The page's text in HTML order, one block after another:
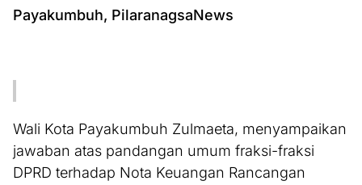
Payakumbuh, PilaranagsaNews
Wali Kota Payakumbuh Zulmaeta, menyampaikan
jawaban atas pandangan umum fraksi-fraksi
DPRD terhadap Nota Keuangan Rancangan